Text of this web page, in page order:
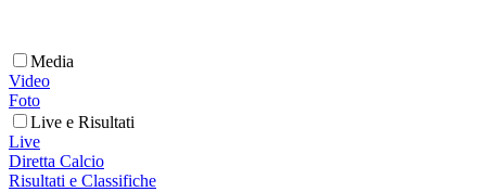
Media
Video
Foto
Live e Risultati
Live
Diretta Calcio
Risultati e Classifiche